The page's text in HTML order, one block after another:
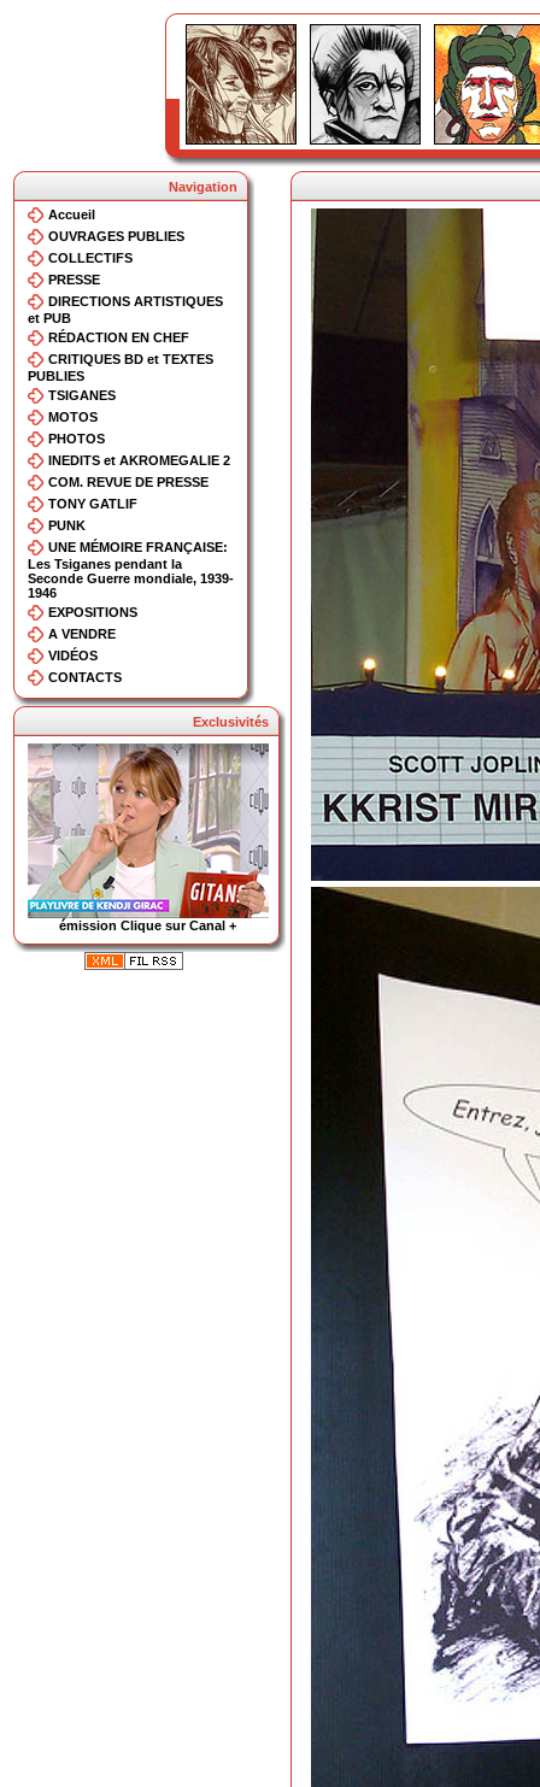
Navigation
Accueil
OUVRAGES PUBLIES
COLLECTIFS
PRESSE
DIRECTIONS ARTISTIQUES
et PUB
RÉDACTION EN CHEF
CRITIQUES BD et TEXTES
PUBLIES
TSIGANES
MOTOS
PHOTOS
INEDITS et AKROMEGALIE 2
COM. REVUE DE PRESSE
TONY GATLIF
PUNK
UNE MÉMOIRE FRANÇAISE:
Les Tsiganes pendant la
Seconde Guerre mondiale, 1939-
1946
EXPOSITIONS
A VENDRE
VIDÉOS
CONTACTS
Exclusivités
émission Clique sur Canal +